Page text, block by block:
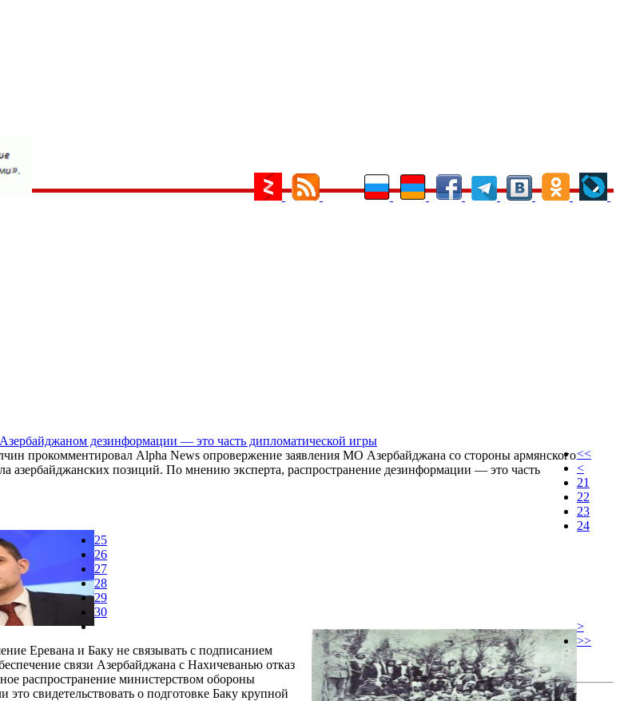
дезинформации — это часть дипломатической игры
прокомментировал Alpha News опровержение заявления МО Азербайджана со стороны армянского
азербайджанских позиций. По мнению эксперта, распространение дезинформации — это часть
Еревана и Баку не связывать с подписанием
связи Азербайджана с Нахичеванью отказ
распространение министерством обороны
свидетельствовать о подготовке Баку крупной
<<
<
21
22
23
24
25
26
27
28
29
30
>
>>